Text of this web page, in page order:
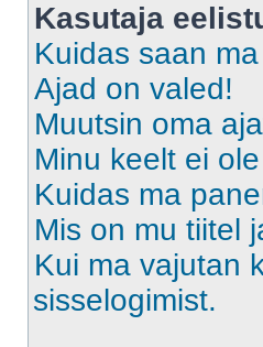
Kasutaja
Kuidas saan
Ajad on valed!
Muutsin oma
Minu keelt ei
Kuidas ma
Mis on mu tiitel
Kui ma vajutan
sisselogimist.